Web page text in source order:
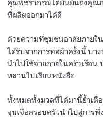
คุณพัชราภรณ์ได้ยืนยันถึงคุณ
ที่ผลิตออกมาได้ดี
ด้วยความที่ชุมชนอาศัยภายใ
ได้รับจากการทอผ้าครั้งนี้ บา
นำไปใช้จ่ายภายในครัวเรือน
หลานไปเรียนหนังสือ
ทั้งหมดทั้งมวลที่ได้มานี้ย้ำเตือ
จุนเจือครอบครัวนำไปสู่การ